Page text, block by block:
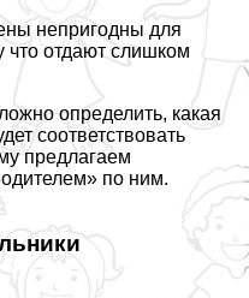
непригодны для
отдают слишком
определить, какая
соответствовать
предлагаем
по ним.